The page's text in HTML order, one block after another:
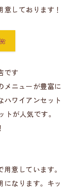
しております！
です
メニューが豊富に
ハワイアンセット
が人気です。
意しています。
になります。キッ